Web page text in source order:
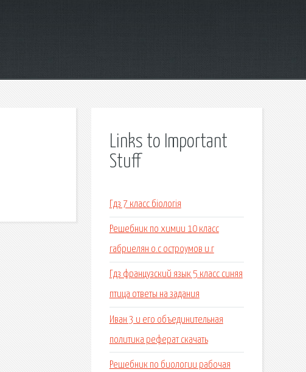
Links to Important
Stuff
Гдз 7 класс біологія
Решебник по химии 10 класс
габриелян о.с остроумов и.г
Гдз французский язык 5 класс синяя
птица ответы на задания
Иван 3 и его объединительная
политика реферат скачать
Решебник по биологии рабочая